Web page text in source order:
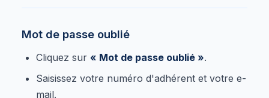
Mot de passe oublié
Cliquez sur « Mot de passe oublié ».
Saisissez votre numéro d'adhérent et votre e-
mail.